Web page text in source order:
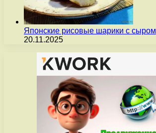
Японские рисовые шарики с сыром
20.11.2025